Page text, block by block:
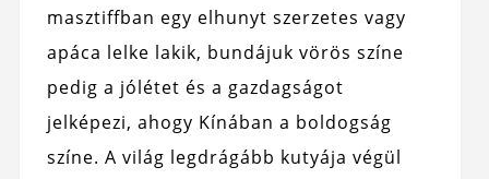
masztiffban egy elhunyt szerzetes vagy
apáca lelke lakik, bundájuk vörös színe
pedig a jólétet és a gazdagságot
jelképezi, ahogy Kínában a boldogság
színe. A világ legdrágább kutyája végül